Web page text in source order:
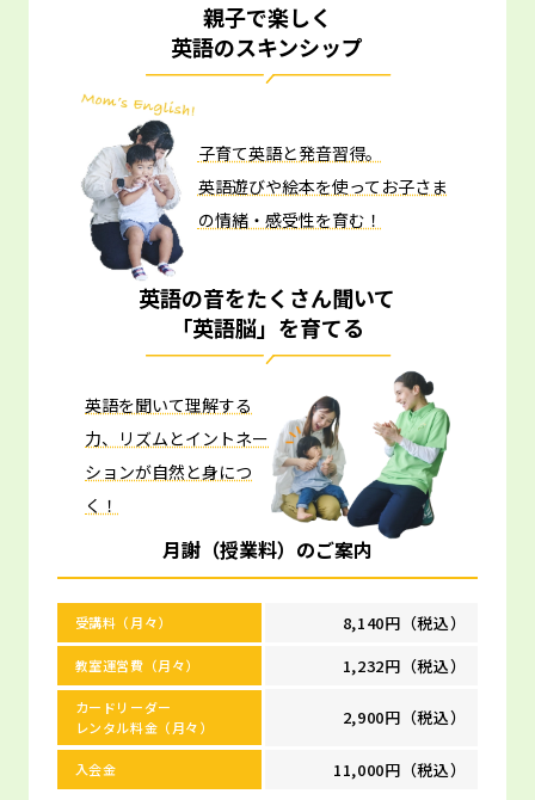
親子で楽しく
英語のスキンシップ
子育て英語と発音習得。
英語遊びや絵本を使ってお子さま
の情緒・感受性を育む！
英語の音をたくさん聞いて
「英語脳」を育てる
英語を聞いて理解する
力、リズムとイントネー
ションが自然と身につ
く！
月謝（授業料）のご案内
受講料（月々） 8,140円（税込）
教室運営費（月々） 1,232円（税込）
カードリーダー
レンタル料金（月々）
2,900円（税込）
入会金 11,000円（税込）